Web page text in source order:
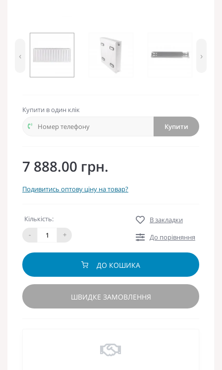
‹ ›
Купити в один клік
Купити
7 888.00 грн.
Подивитись оптову ціну на товар?
Кількість:
-
+
В закладки
До порівняння
ДО КОШИКА
ШВИДКЕ ЗАМОВЛЕННЯ